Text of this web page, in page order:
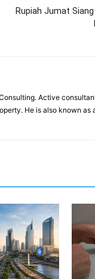
Rupiah Jumat
Active
He is also known as